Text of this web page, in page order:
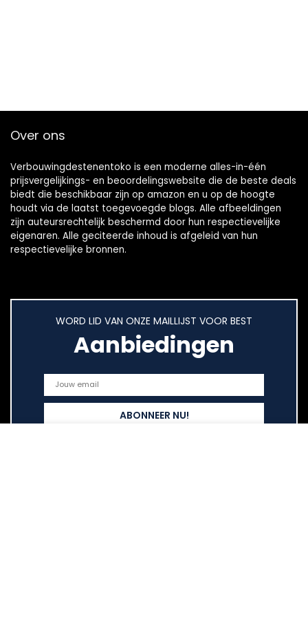
Over ons
Verbouwingdestenentoko is een moderne alles-in-één
prijsvergelijkings- en beoordelingswebsite die de beste deals
biedt die beschikbaar zijn op amazon en u op de hoogte
houdt via de laatst toegevoegde blogs. Alle afbeeldingen
zijn auteursrechtelijk beschermd door hun respectievelijke
eigenaren. Alle geciteerde inhoud is afgeleid van hun
respectievelijke bronnen.
WORD LID VAN ONZE MAILLIJST VOOR BEST
Aanbiedingen